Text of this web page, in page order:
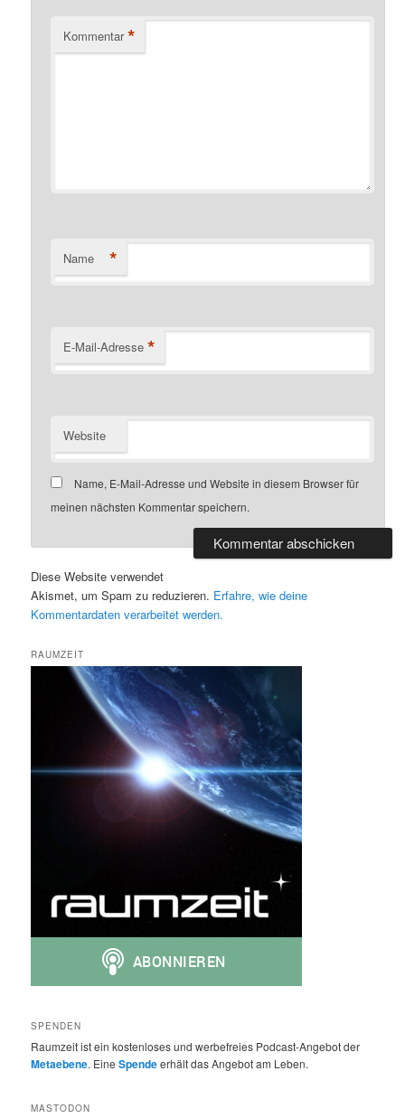
Kommentar *
Name *
E-Mail-Adresse *
Website
Name, E-Mail-Adresse und Website in diesem Browser für
meinen nächsten Kommentar speichern.
Diese Website verwendet
Akismet, um Spam zu reduzieren. Erfahre, wie deine
Kommentardaten verarbeitet werden.
RAUMZEIT
SPENDEN
Raumzeit ist ein kostenloses und werbefreies Podcast-Angebot der
Metaebene. EineSpendeerhält das Angebot am Leben.
MASTODON